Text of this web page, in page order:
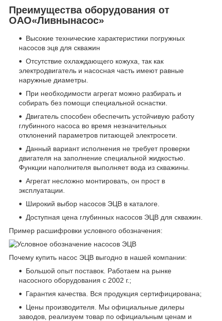
Преимущества оборудования от
ОАО«Ливнынасос»
Высокие технические характеристики погружных
насосов эцв для скважин
Отсутствие охлаждающего кожуха, так как
электродвигатель и насосная часть имеют равные
наружные диаметры.
При необходимости агрегат можно разбирать и
собирать без помощи специальной оснастки.
Двигатель способен обеспечить устойчивую работу
глубинного насоса во время незначительных
отклонений параметров питающей электросети.
Данный вариант исполнения не требует проверки
двигателя на заполнение специальной жидкостью.
Функции наполнителя выполняет вода из скважины.
Агрегат несложно монтировать, он прост в
эксплуатации.
Широкий выбор насосов ЭЦВ в каталоге.
Доступная цена глубинных насосов ЭЦВ для скважин.
Пример расшифровки условного обозначения:
Почему купить насос ЭЦВ выгодно в нашей компании:
Большой опыт поставок. Работаем на рынке
насосного оборудования с 2002 г.;
Гарантия качества. Вся продукция сертифицирована;
Цены производителя. Мы официальные дилеры
заводов, реализуем товар по официальным ценам и